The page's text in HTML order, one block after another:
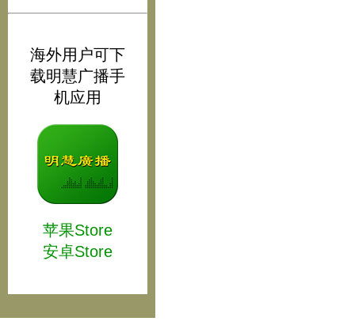
海外用户可下
载明慧广播手
机应用
苹果Store
安卓Store